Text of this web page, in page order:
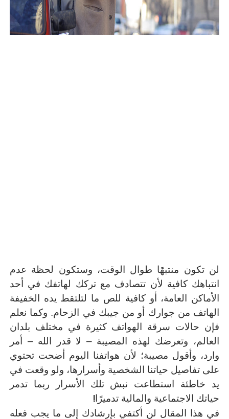
لن تكون منتبهًا طوال الوقت، وستكون لحظة عدم
انتباهك كافية لأن تتصادف مع تركك لهاتفك في أحد
الأماكن العامة، أو كافية للص ما لتلتقط يده الخفيفة
الهاتف من جوارك أو من جيبك في الزحام. وكما نعلم
فإن حالات سرقة الهواتف كثيرة في مختلف بلدان
العالم، وتعرضك لهذه المصيبة – لا قدر الله – أمر
وارد، وأقول مصيبة؛ لأن هواتفنا اليوم أضحت تحتوي
على تفاصيل حياتنا الشخصية وأسرارها، ولو وقعت في
يد خاطئة استطاعت نبش تلك الأسرار ربما تدمر
حياتك الاجتماعية والمالية تدميرًا !
في هذا المقال لن أكتفي بإرشادك إلى ما يجب فعله